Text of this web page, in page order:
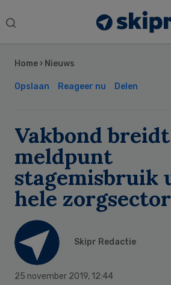
Search
Home › Nieuws
Opslaan Reageer nu Delen
Vakbond breidt
meldpunt
stagemisbruik
hele zorgsector
Skipr Redactie
25 november 2019, 12:44
Sidebar